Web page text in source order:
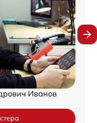
Иванов